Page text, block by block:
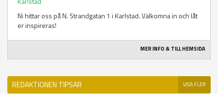
Ni hittar oss på N. Strandgatan 1 i Karlstad. Välkomna in och låt
er inspireras!
MER INFO & TILL HEMSIDA
REDAKTIONEN TIPSAR VISA FLER